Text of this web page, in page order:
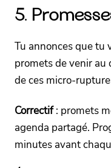
5.
Tu annonces que tu
promets de venir au
de ces micro-
Correctif: promets
agenda partagé.
minutes avant